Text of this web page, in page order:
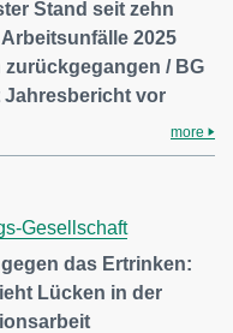
Stand seit zehn
2025
zurückgegangen / BG
Jahresbericht vor
more
Gesellschaft
das Ertrinken:
Lücken in der